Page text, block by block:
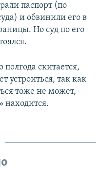
паспорт (по
и обвинили его в
Но суд по его
скитается,
устроиться, так как
тоже не может,
находится.